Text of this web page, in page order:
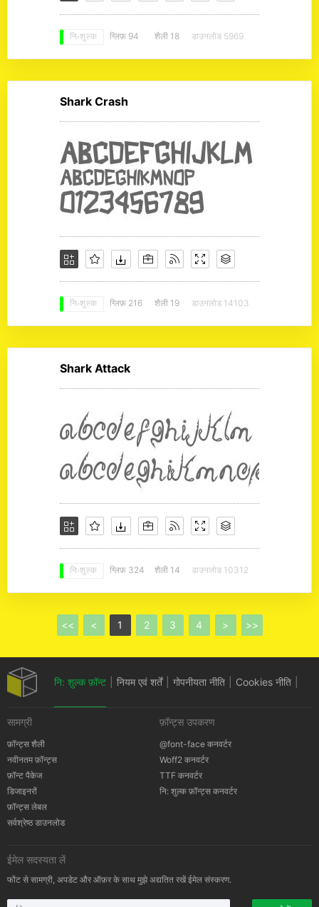
नि: शुल्क ग्लिफ़ 94 शैली 18 डाउनलोड 5969
Shark Crash
नि: शुल्क ग्लिफ़ 216 शैली 19 डाउनलोड 14103
Shark Attack
नि: शुल्क ग्लिफ़ 324 शैली 14 डाउनलोड 10312
<< < 1 2 3 4 > >>
नि: शुल्क फ़ॉन्ट नियम एवं शर्तें गोपनीयता नीति Cookies नीति
सामग्री
फ़ॉन्ट्स शैली
नवीनतम फ़ॉन्ट्स
फ़ॉन्ट पैकेज
डिजाइनरों
फ़ॉन्ट्स लेबल
सर्वश्रेष्ठ डाउनलोड
फ़ॉन्ट्स उपकरण
@font-face कनवर्टर
Woff2 कनवर्टर
TTF कनवर्टर
नि: शुल्क फ़ॉन्ट्स कनवर्टर
ईमेल सदस्यता लें
फोंट से सामग्री, अपडेट और ऑफ़र के साथ मुझे अद्यतित रखें ईमेल संस्करण.